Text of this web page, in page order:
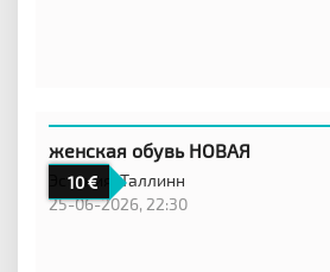
10
женская обувь НОВАЯ
Эстония,Таллинн
25-06-2026, 22:30